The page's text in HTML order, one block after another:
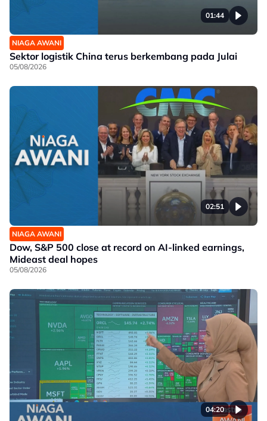
01:44
NIAGA AWANI
Sektor logistik China terus berkembang pada Julai
05/08/2026
02:51
NIAGA AWANI
Dow, S&P 500 close at record on AI-linked earnings,
Mideast deal hopes
05/08/2026
04:20